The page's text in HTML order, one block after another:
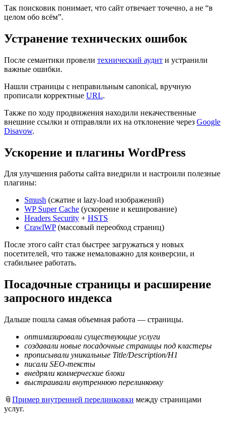
Так поисковик понимает, что сайт отвечает точечно, а не “в
целом обо всём”.
Устранение технических ошибок
После семантики провели технический аудит и устранили
важные ошибки.
Нашли страницы с неправильным canonical, вручную
прописали корректные URL.
Также по ходу продвижения находили некачественные
внешние ссылки и отправляли их на отклонение через Google
Disavow.
Ускорение и плагины WordPress
Для улучшения работы сайта внедрили и настроили полезные
плагины:
Smush (сжатие и lazy-load изображений)
WP Super Cache (ускорение и кеширование)
Headers Security + HSTS
CrawlWP(массовый переобход страниц)
После этого сайт стал быстрее загружаться у новых
посетителей, что также немаловажно для конверсии, и
стабильнее работать.
Посадочные страницы и расширение
запросного индекса
Дальше пошла самая объемная работа — страницы.
оптимизировали существующие услуги
создавали новые посадочные страницы под кластеры
прописывали уникальные Title/Description/H1
писали SEO-тексты
внедряли коммерческие блоки
выстраивали внутреннюю перелинковку
📎 Пример внутренней перелинковки между страницами
услуг.